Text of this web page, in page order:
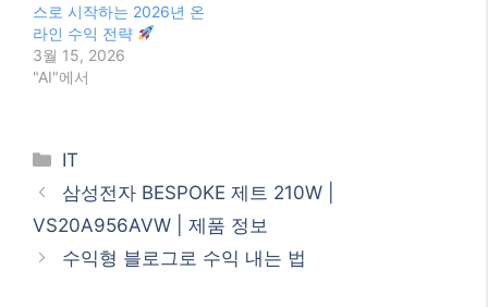
스로 시작하는 2026년 온
라인 수익 전략
3월 15, 2026
"AI"에서
Categories
IT
삼성전자 BESPOKE 제트 210W |
VS20A956AVW | 제품 정보
수익형 블로그로 수익 내는 법